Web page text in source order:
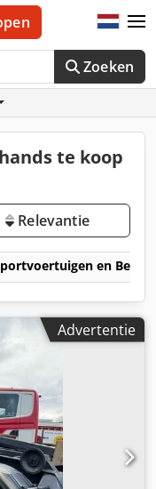
Zoeken
te koop
Relevantie
en
Advertentie